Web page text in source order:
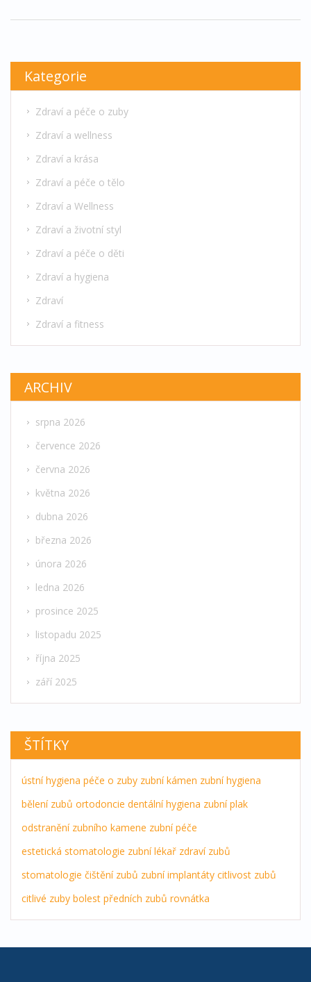
Kategorie
Zdraví a péče o zuby
Zdraví a wellness
Zdraví a krása
Zdraví a péče o tělo
Zdraví a Wellness
Zdraví a životní styl
Zdraví a péče o děti
Zdraví a hygiena
Zdraví
Zdraví a fitness
ARCHIV
srpna 2026
července 2026
června 2026
května 2026
dubna 2026
března 2026
února 2026
ledna 2026
prosince 2025
listopadu 2025
října 2025
září 2025
ŠTÍTKY
ústní hygiena péče o zuby zubní kámen zubní hygiena
bělení zubů ortodoncie dentální hygiena zubní plak
odstranění zubního kamene zubní péče
estetická stomatologie zubní lékař zdraví zubů
stomatologie čištění zubů zubní implantáty citlivost zubů
citlivé zuby bolest předních zubů rovnátka